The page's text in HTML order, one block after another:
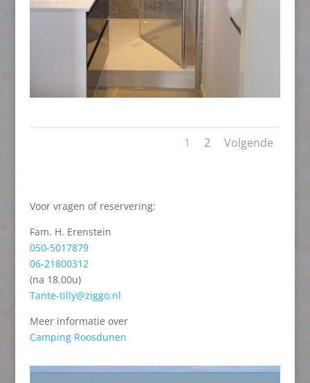
1 2 Volgende
Voor vragen of reservering:
Fam. H. Erenstein
050-5017879
06-21800312
(na 18.00u)
Tante-tilly@ziggo.nl
Meer informatie over
Camping Roosdunen